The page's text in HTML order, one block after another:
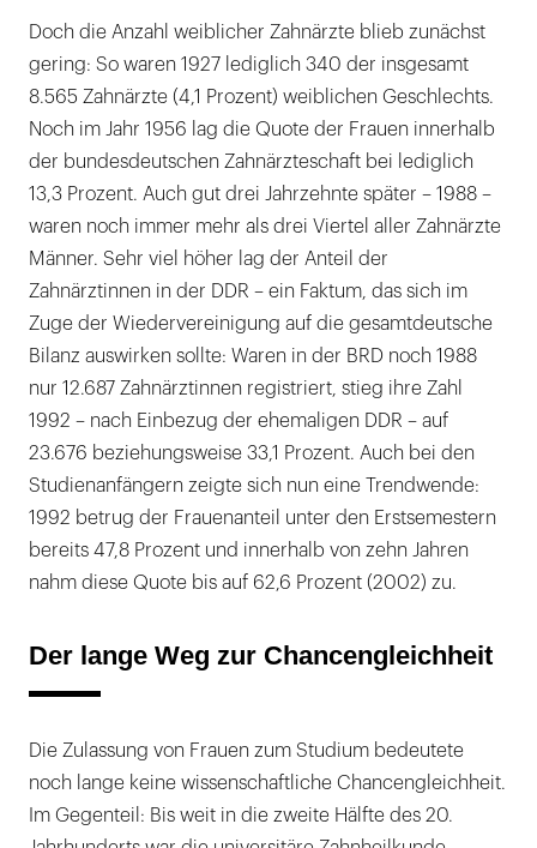
Doch die Anzahl weiblicher Zahnärzte blieb zunächst
gering: So waren 1927 lediglich 340 der insgesamt
8.565 Zahnärzte (4,1 Prozent) weiblichen Geschlechts.
Noch im Jahr 1956 lag die Quote der Frauen innerhalb
der bundesdeutschen Zahnärzteschaft bei lediglich
13,3 Prozent. Auch gut drei Jahrzehnte später – 1988 –
waren noch immer mehr als drei Viertel aller Zahnärzte
Männer. Sehr viel höher lag der Anteil der
Zahnärztinnen in der DDR – ein Faktum, das sich im
Zuge der Wiedervereinigung auf die gesamtdeutsche
Bilanz auswirken sollte: Waren in der BRD noch 1988
nur 12.687 Zahnärztinnen registriert, stieg ihre Zahl
1992 – nach Einbezug der ehemaligen DDR – auf
23.676 beziehungsweise 33,1 Prozent. Auch bei den
Studienanfängern zeigte sich nun eine Trendwende:
1992 betrug der Frauenanteil unter den Erstsemestern
bereits 47,8 Prozent und innerhalb von zehn Jahren
nahm diese Quote bis auf 62,6 Prozent (2002) zu.
Der lange Weg zur Chancengleichheit
Die Zulassung von Frauen zum Studium bedeutete
noch lange keine wissenschaftliche Chancengleichheit.
Im Gegenteil: Bis weit in die zweite Hälfte des 20.